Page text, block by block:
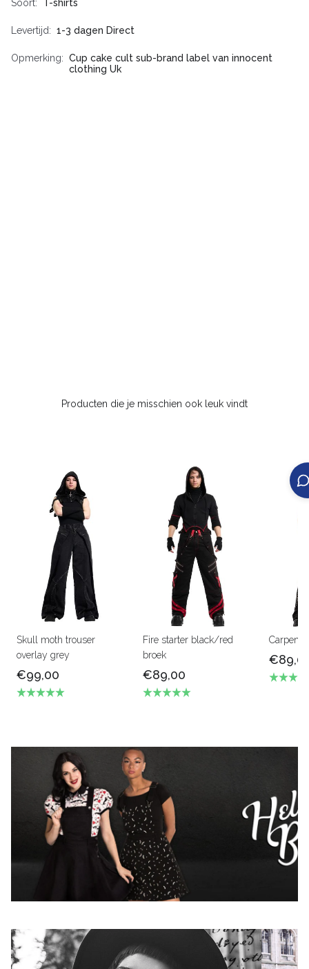
Soort T-shirts
Levertijd 1-3 dagen Direct
Opmerking
Cup cake cult sub-brand label van innocent
clothing Uk
Producten die je misschien ook leuk vindt
Skull moth trouser
overlay grey
€99,00
Fire starter black/red
broek
€89,00